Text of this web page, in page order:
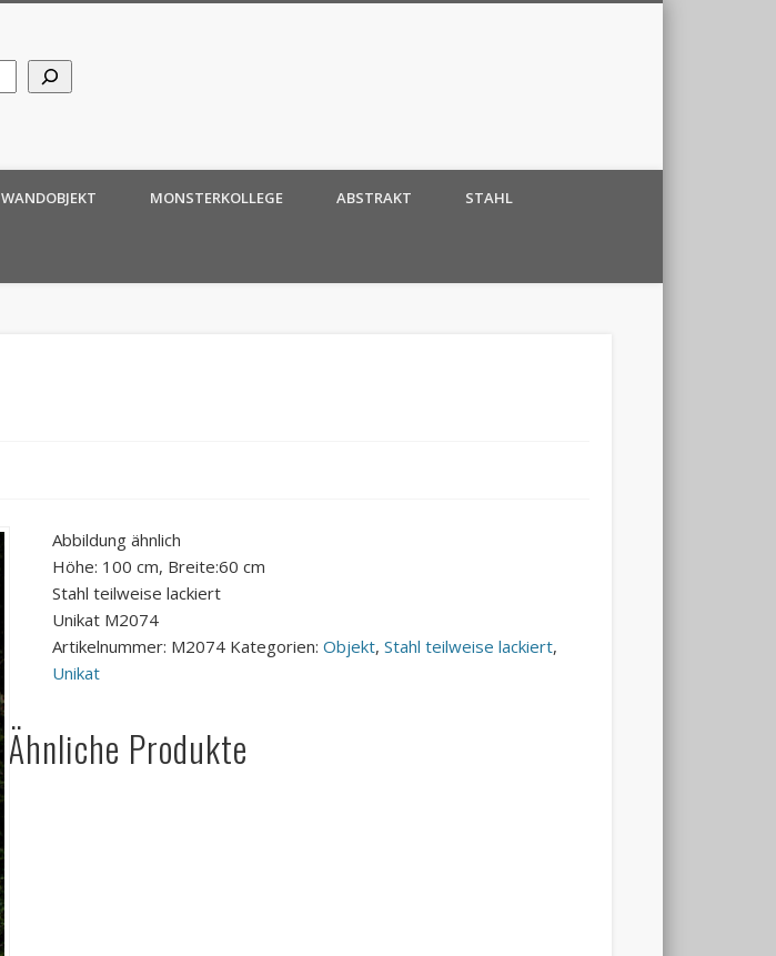
WANDOBJEKT MONSTERKOLLEGE ABSTRAKT STAHL
Abbildung ähnlich
Höhe: 100 cm, Breite:60 cm
Stahl teilweise lackiert
Unikat M2074
Artikelnummer: M2074 Kategorien:Objekt,Stahl teilweise lackiert,
Unikat
Ähnliche Produkte